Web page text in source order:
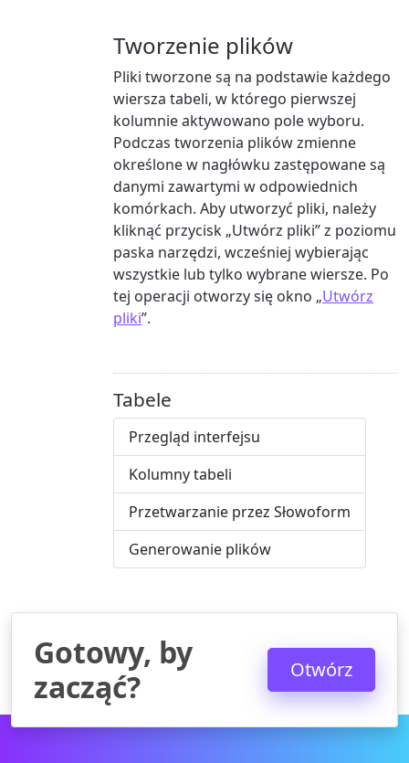
Tworzenie plików
Pliki tworzone są na podstawie każdego
wiersza tabeli, w którego pierwszej
kolumnie aktywowano pole wyboru.
Podczas tworzenia plików zmienne
określone w nagłówku zastępowane są
danymi zawartymi w odpowiednich
komórkach. Aby utworzyć pliki, należy
kliknąć przycisk „Utwórz pliki” z poziomu
paska narzędzi, wcześniej wybierając
wszystkie lub tylko wybrane wiersze. Po
tej operacji otworzy się okno „Utwórz
pliki”.
Tabele
Przegląd interfejsu
Kolumny tabeli
Przetwarzanie przez Słowoform
Generowanie plików
Gotowy, by
zacząć?
Otwórz